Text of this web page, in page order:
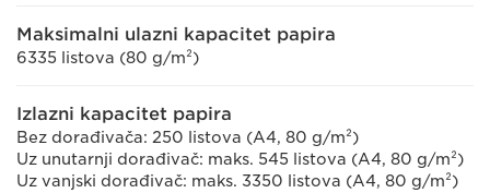
Maksimalni ulazni kapacitet papira
6335 listova (80 g/m²)
Izlazni kapacitet papira
Bez dorađivača: 250 listova (A4, 80 g/m²)
Uz unutarnji dorađivač: maks. 545 listova (A4, 80 g/m²)
Uz vanjski dorađivač: maks. 3350 listova (A4, 80 g/m²)